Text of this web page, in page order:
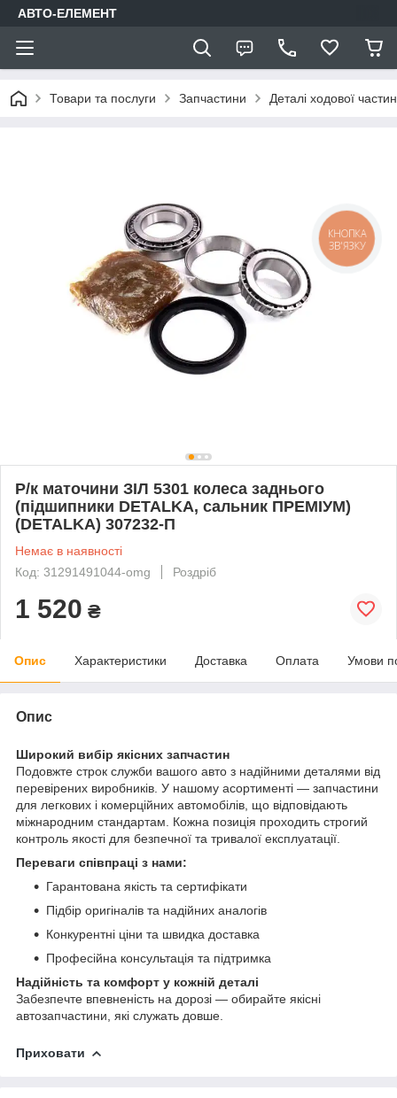
АВТО-ЕЛЕМЕНТ
Товари та послуги Запчастини Деталі ходової
Р/к маточини ЗІЛ 5301 колеса заднього
(підшипники DETALKA, сальник ПРЕМІУМ)
(DETALKA) 307232-П
Немає в наявності
Код: 31291491044-omg
Роздріб
1 520 ₴
Опис Характеристики Доставка Оплата Умови
Опис
Широкий вибір якісних запчастин
Подовжте строк служби вашого авто з надійними деталями від
перевірених виробників. У нашому асортименті — запчастини
для легкових і комерційних автомобілів, що відповідають
міжнародним стандартам. Кожна позиція проходить строгий
контроль якості для безпечної та тривалої експлуатації.
Переваги співпраці з нами:
Гарантована якість та сертифікати
Підбір оригіналів та надійних аналогів
Конкурентні ціни та швидка доставка
Професійна консультація та підтримка
Надійність та комфорт у кожній деталі
Забезпечте впевненість на дорозі — обирайте якісні
автозапчастини, які служать довше.
Приховати
КНОПКА
ЗВ'ЯЗКУ